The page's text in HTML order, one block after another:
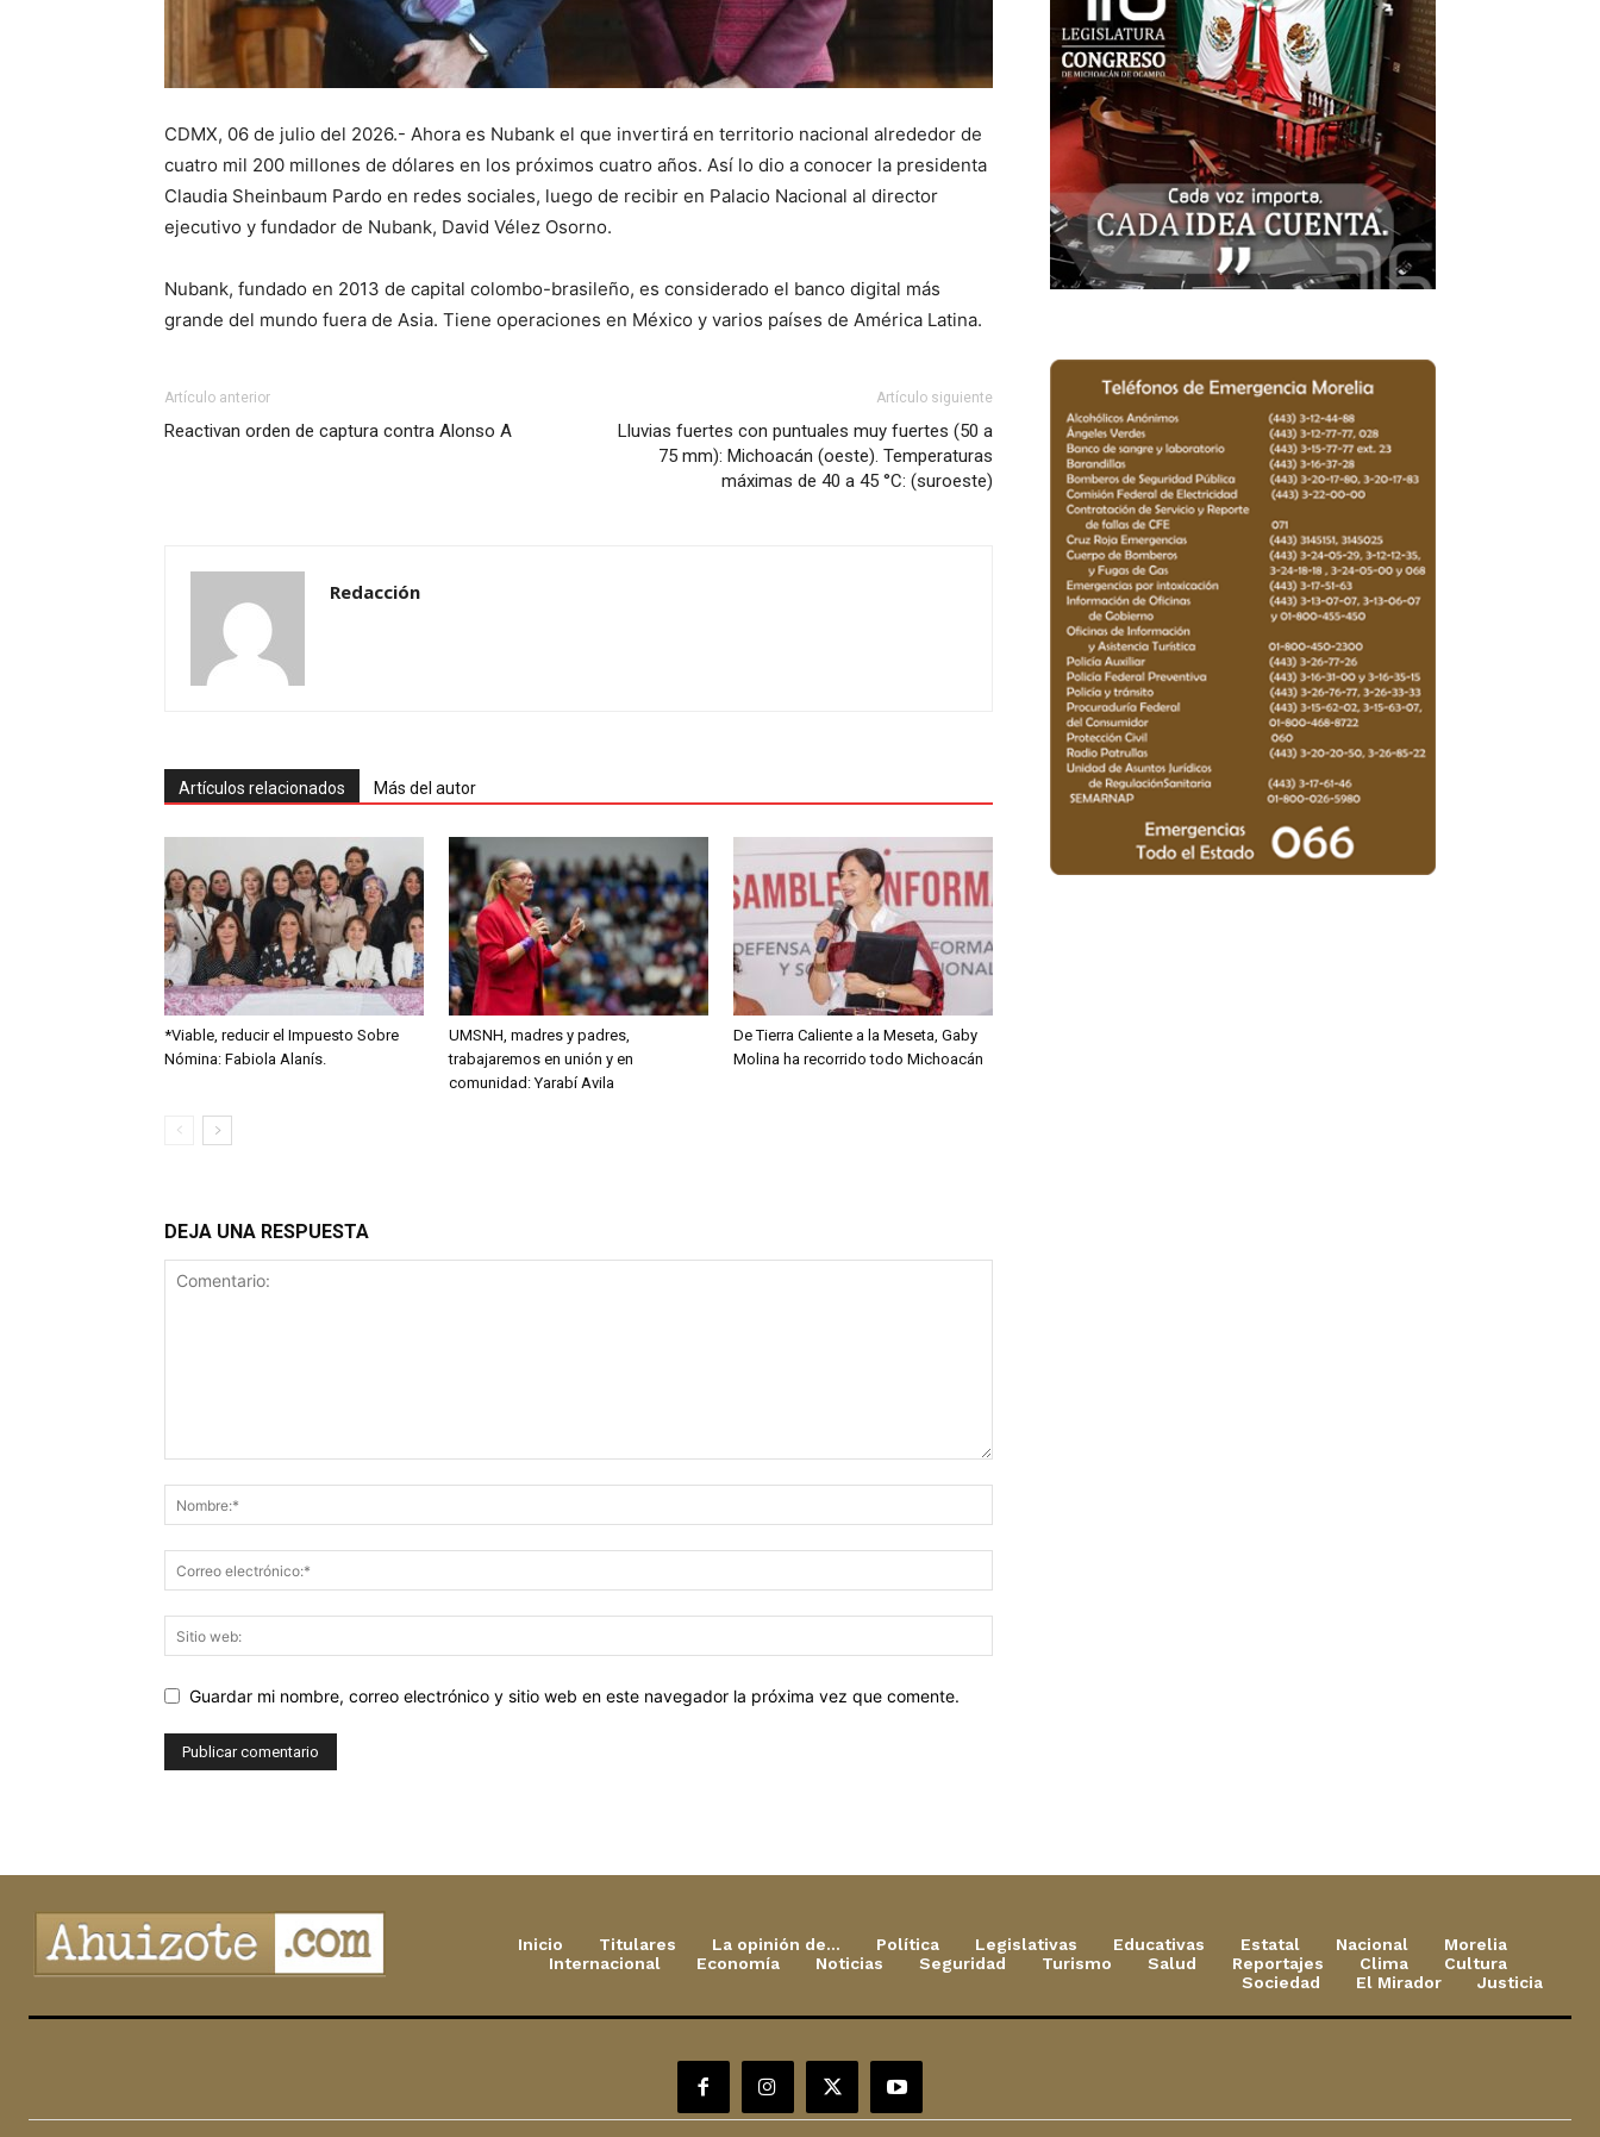
CDMX, 06 de julio del 2026.- Ahora es Nubank el que invertirá en territorio nacional alrededor de
cuatro mil 200 millones de dólares en los próximos cuatro años. Así lo dio a conocer la presidenta
Claudia Sheinbaum Pardo en redes sociales, luego de recibir en Palacio Nacional al director
ejecutivo y fundador de Nubank, David Vélez Osorno.
Nubank, fundado en 2013 de capital colombo-brasileño, es considerado el banco digital más
grande del mundo fuera de Asia. Tiene operaciones en México y varios países de América Latina.
Artículo anterior
Reactivan orden de captura contra Alonso A
Artículo siguiente
Lluvias fuertes con puntuales muy fuertes (50 a
75 mm): Michoacán (oeste). Temperaturas
máximas de 40 a 45 °C: (suroeste)
Redacción
Artículos relacionados Más del autor
*Viable, reducir el Impuesto Sobre
Nómina: Fabiola Alanís.
UMSNH, madres y padres,
trabajaremos en unión y en
comunidad: Yarabí Avila
De Tierra Caliente a la Meseta, Gaby
Molina ha recorrido todo Michoacán
DEJA UNA RESPUESTA
Guardar mi nombre, correo electrónico y sitio web en este navegador la próxima vez que comente.
Inicio Titulares La opinión de… Política Legislativas Educativas Estatal Nacional
Morelia
Internacional
Economía Noticias Seguridad Turismo Salud Reportajes Clima
Cultura
Sociedad
El Mirador Justicia